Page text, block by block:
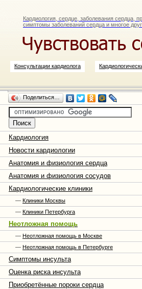
Кардиология, сердце, заболевания сердца,
симптомы заболеваний сердца и многое
Консультации кардиолога
Поделиться…
Кардиология
Новости кардиологии
Анатомия и физиология сердца
Анатомия и физиология сосудов
Кардиологические клиники
— Клиники Москвы
— Клиники Петербурга
Неотложная помощь
— Неотложная помощь в Москве
— Неотложная помощь в Петербурге
Симптомы инсульта
Оценка риска инсульта
Приобретённые пороки сердца